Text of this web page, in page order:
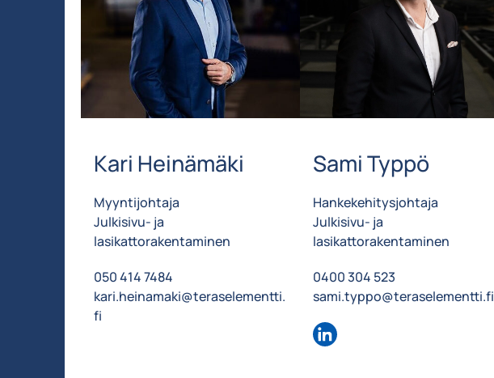
Kari Heinämäki
Myyntijohtaja
Julkisivu- ja
lasikattorakentaminen
050 414 7484
kari.heinamaki@teraselementti.
fi
Sami Typpö
Hankekehitysjohtaja
Julkisivu- ja
lasikattorakentaminen
0400 304 523
sami.typpo@teraselementti.fi